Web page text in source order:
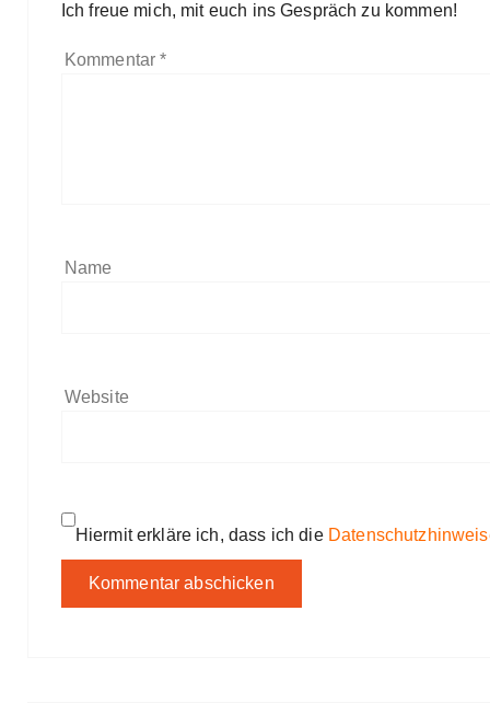
Ich freue mich, mit euch ins Gespräch zu kommen!
Kommentar*
Name
Website
Hiermit erkläre ich, dass ich die